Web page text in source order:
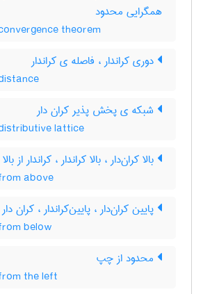
همگرایی محدود
theorem
دوری کراندار ، فاصله ی کراندار
شبکه ی پخش پذیر کران دار
lattice
بالا کران‌دار ، بالا کراندار ، کراندار از بالا
above
پایین کران‌دار ، پایین‌کراندار ، کران
below
محدود از چپ
the left